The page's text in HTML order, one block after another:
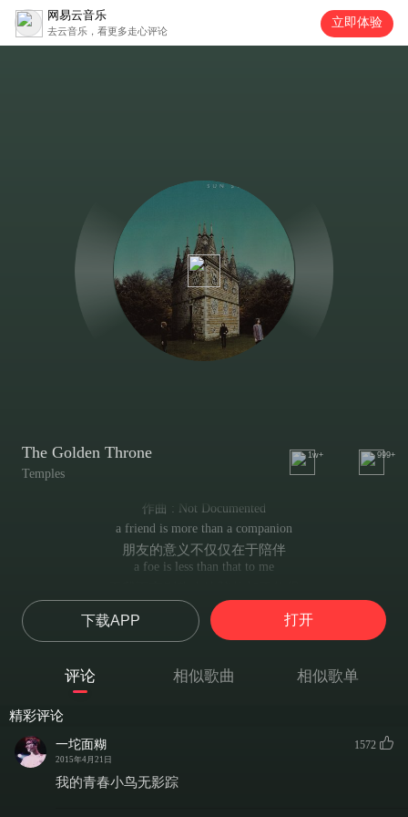
网易云音乐
去云音乐，看更多走心评论
立即体验
The Golden Throne
Temples
1w+ 999+
作曲 : Not Documented
a friend is more than a companion
朋友的意义不仅仅在于陪伴
a foe is less than that to me
when you hear the words
当你听到那些话时
the words you long to hear
open up
从你所爱之人及亲密之人而来的护卫
比你所想的更为重要
下载APP 打开
评论 相似歌曲 相似歌单
精彩评论
一坨面糊
2015年4月21日
1572
我的青春小鸟无影踪